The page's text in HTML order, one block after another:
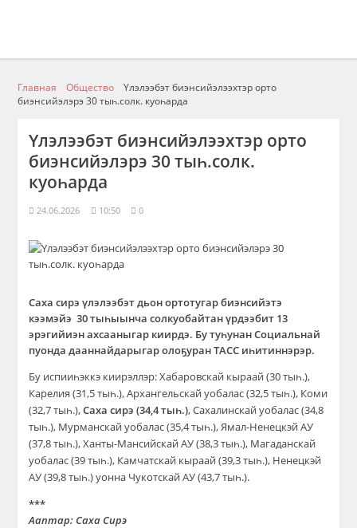
Главная Общество
Үлэлээбэт биэнсийэлээхтэр орто
биэнсийэлэрэ 30 тыһ.солк. куоһарда
Үлэлээбэт биэнсийэлээхтэр орто
биэнсийэлэрэ 30 тыһ.солк.
куоһарда
24.06.2026 10:50 0
Саха сирэ үлэлээбэт дьон ортотугар биэнсийэтэ
кээмэйэ 30 тыһыынча солкуобайтан үрдээбит 13
эрэгийиэн ахсааныгар киирдэ. Бу туһунан Социальнай
пуонда дааннайдарыгар олоҕуран ТАСС иһитиннэрэр.
Бу испииһэккэ киирэллэр: Хабаровскай кыраай (30 тыһ.),
Карелия (31,5 тыһ.), Архангельскай уобалас (32,5 тыһ.), Коми
(32,7 тыһ.),Саха сирэ (34,4 тыһ.), Сахалинскай уобалас (34,8
тыһ.), Мурманскай уобалас (35,4 тыһ.), Ямал-Ненецкэй АУ
(37,8 тыһ.), Ханты-Мансийскай АУ (38,3 тыһ.), Магаданскай
уобалас (39 тыһ.), Камчатскай кыраай (39,3 тыһ.), Ненецкэй
АУ (39,8 тыһ.) уонна Чукотскай АУ (43,7 тыһ.).
***
Ааптар: Саха Сирэ